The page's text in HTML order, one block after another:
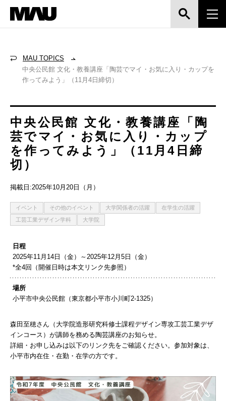
MAU TOPICS
中央公民館 文化・教養講座「陶芸でマイ・お気に入り・カップを
作ってみよう」（11月4日締切）
中央公民館 文化・教養講座「陶
芸でマイ・お気に入り・カップ
を作ってみよう」（11月4日締
切）
掲載日:2025年10月20日（月）
イベント その他のイベント 大学関係者の活躍
在学生の活躍
工芸工業デザイン学科
大学院
日程
2025年11月14日（金）～2025年12月5日（金）
*全4回（開催日時は本文リンク先参照）
場所
小平市中央公民館（東京都小平市小川町2-1325）
森田至穂さん（大学院造形研究科修士課程デザイン専攻工芸工業デザ
インコース）が講師を務める陶芸講座のお知らせ。
詳細・お申し込みは以下のリンク先をご確認ください。参加対象は、
小平市内在住・在勤・在学の方です。